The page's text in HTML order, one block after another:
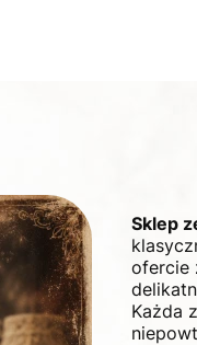
Sklep
ofercie
Każda